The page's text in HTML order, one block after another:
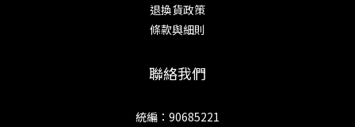
退換貨政策
條款與細則
聯絡我們
統編：90685221